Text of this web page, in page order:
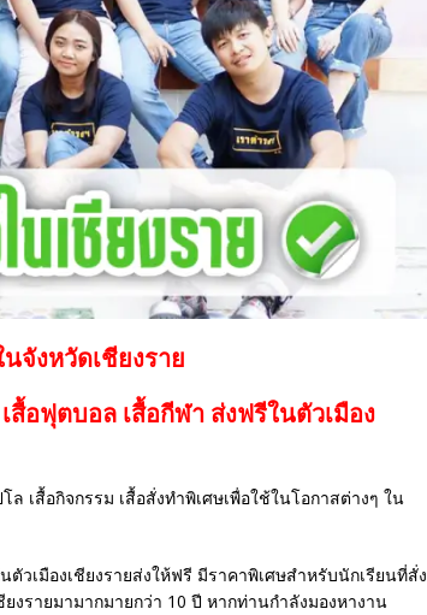
จังหวัดเชียงราย
สื้อฟุตบอล เสื้อกีฬา ส่งฟรีในตัวเมือง
เสื้อกิจกรรม เสื้อสั่งทำพิเศษเพื่อใช้ในโอกาสต่างๆ ใน
วเมืองเชียงรายส่งให้ฟรี มีราคาพิเศษสำหรับนักเรียนที่สั่ง
งรายมามากมายกว่า 10 ปี หากท่านกำลังมองหางาน